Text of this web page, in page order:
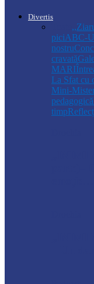
Divertis
piciABC-
nostru
cravată
MARI
La Sfat cu
Mini-
pedagogică
timp